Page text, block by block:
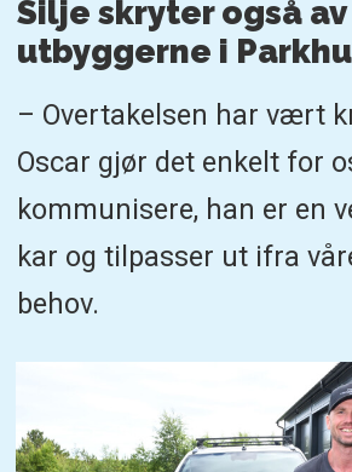
Silje skryter også av
utbyggerne i
– Overtakelsen har vært
Oscar gjør det enkelt for
kommunisere, han er en
kar og tilpasser ut ifra
behov.